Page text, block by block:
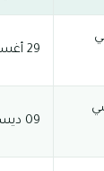
29 أغسطس 2022
09 ديسمبر 2022